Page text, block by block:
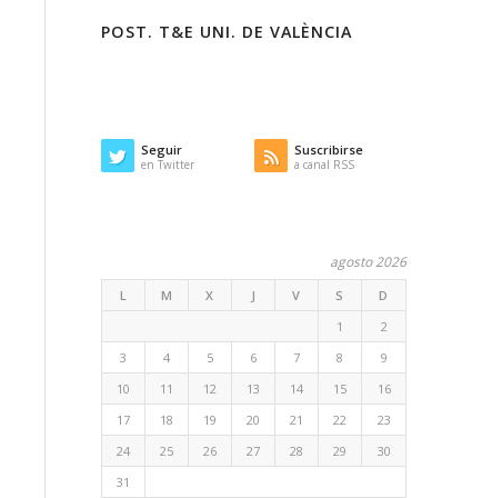
POST. T&E UNI. DE VALÈNCIA
Seguir
en Twitter
Suscribirse
a canal RSS
agosto 2026
L M X J V S
D
1
2
3
4 5 6 7 8
9
10
11 12 13 14 15
16
17
18 19 20 21 22
23
24
25 26 27 28 29
30
31